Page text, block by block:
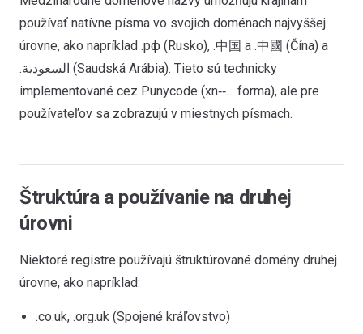
používať natívne písma vo svojich doménach najvyššej
úrovne, ako napríklad .рф (Rusko), .中国 a .中國 (Čína) a
.السعودية (Saudská Arábia). Tieto sú technicky
implementované cez Punycode (xn‑‑… forma), ale pre
používateľov sa zobrazujú v miestnych písmach.
Štruktúra a používanie na druhej
úrovni
Niektoré registre používajú štruktúrované domény druhej
úrovne, ako napríklad:
.co.uk, .org.uk (Spojené kráľovstvo)